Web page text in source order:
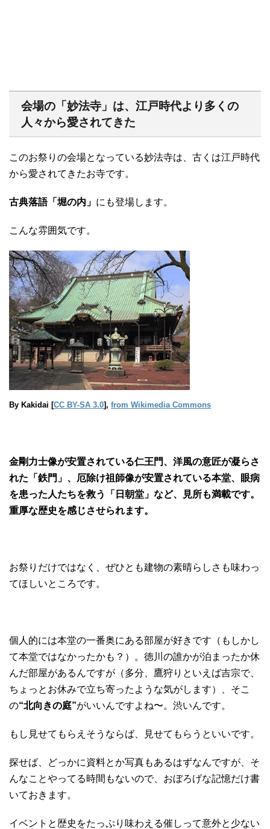
会場の「妙法寺」は、江戸時代より多くの
人々から愛されてきた
このお祭りの会場となっている妙法寺は、古くは江戸時代
から愛されてきたお寺です。
古典落語「堀の内」 にも登場します。
こんな雰囲気です。
By Kakidai [CC BY-SA 3.0], from Wikimedia Commons
金剛力士像が安置されている仁王門、洋風の意匠が凝らさ
れた「鉄門」、厄除け祖師像が安置されている本堂、眼病
を患った人たちを救う「日朝堂」など、見所も満載です。
重厚な歴史を感じさせられます。
お祭りだけではなく、ぜひとも建物の素晴らしさも味わっ
てほしいところです。
個人的には本堂の一番奥にある部屋が好きです（もしかし
て本堂ではなかったかも？）。徳川の誰かが泊まったか休
んだ部屋があるんですが（多分、鷹狩りといえば吉宗で、
ちょっとお休みで立ち寄ったような気がします）、そこ
の“北向きの庭”がいいんですよね〜。渋いんです。
もし見せてもらえそうならば、見せてもらうといいです。
探せば、どっかに資料とか写真もあるはずなんですが、そ
んなことやってる時間もないので、おぼろげな記憶だけ書
いておきます。
イベントと歴史をたっぷり味わえる催しって意外と少ない